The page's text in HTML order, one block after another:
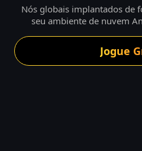
Nós globais implantados de
seu ambiente de nuvem
Jogue